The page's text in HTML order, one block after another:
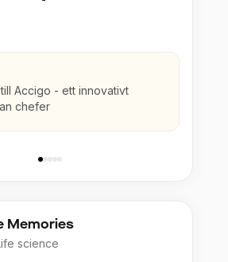
Accigo - ett innovativt
chefer
Memories
science